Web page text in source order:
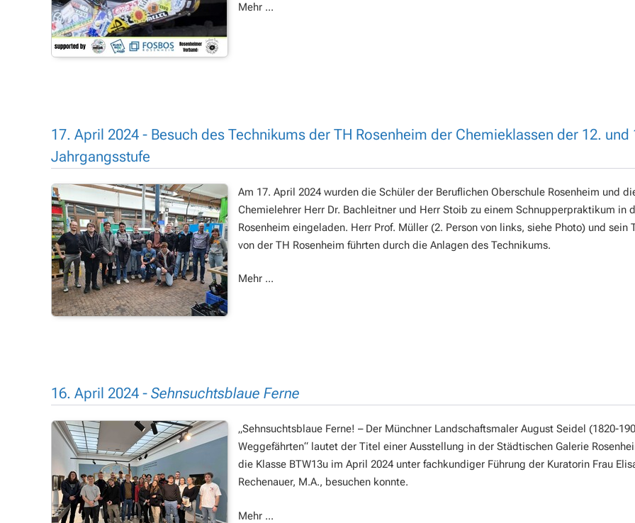
Mehr ...
17. April 2024 - Besuch des Technikums der TH Rosenheim der Chemieklassen der 12. und
Jahrgangsstufe
Am 17. April 2024 wurden die Schüler der Beruflichen Oberschule Rosenheim und
Chemielehrer Herr Dr. Bachleitner und Herr Stoib zu einem Schnupperpraktikum in
Rosenheim eingeladen. Herr Prof. Müller (2. Person von links, siehe Photo) und sein
von der TH Rosenheim führten durch die Anlagen des Technikums.
Mehr ...
16. April 2024 - Sehnsuchtsblaue Ferne
„Sehnsuchtsblaue Ferne! – Der Münchner Landschaftsmaler August Seidel (1820-
Weggefährten“ lautet der Titel einer Ausstellung in der Städtischen Galerie
die Klasse BTW13u im April 2024 unter fachkundiger Führung der Kuratorin Frau
Rechenauer, M.A., besuchen konnte.
Mehr ...